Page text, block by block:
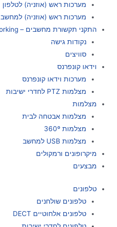
מערכות ראש (אוזניה) לטלפון
מערכות ראש (אוזניה) למחשב
התקני תקשורת מחשבים – Networking
נקודות גישה
סוויצים
וידאו קונפרנס
מערכות וידאו קונפרנס
מצלמות PTZ לחדרי ישיבות
מצלמות
מצלמות אבטחה לבית
מצלמות 360º
מצלמות USB למחשב
מיקרופונים ורמקולים
מבצעים
טלפונים
טלפונים שולחנים
טלפונים אלחוטיים DECT